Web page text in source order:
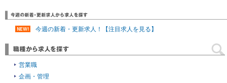
今週の新着・更新求人！【注目求人を見る】
営業職
企画・管理